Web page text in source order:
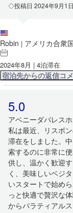
◇投稿日 2024年9月1
Robin | アメリカ合衆
2024年8月 | 4泊滞在
宿泊先からの返信コ
5.0
アベニーダパレス
私は最近、リスボ
滞在をしました。
索するのに非常に
供し、温かく歓迎
く、美味しいベジ
いスタートで始め
っと快適で贅沢な
からパラティアル